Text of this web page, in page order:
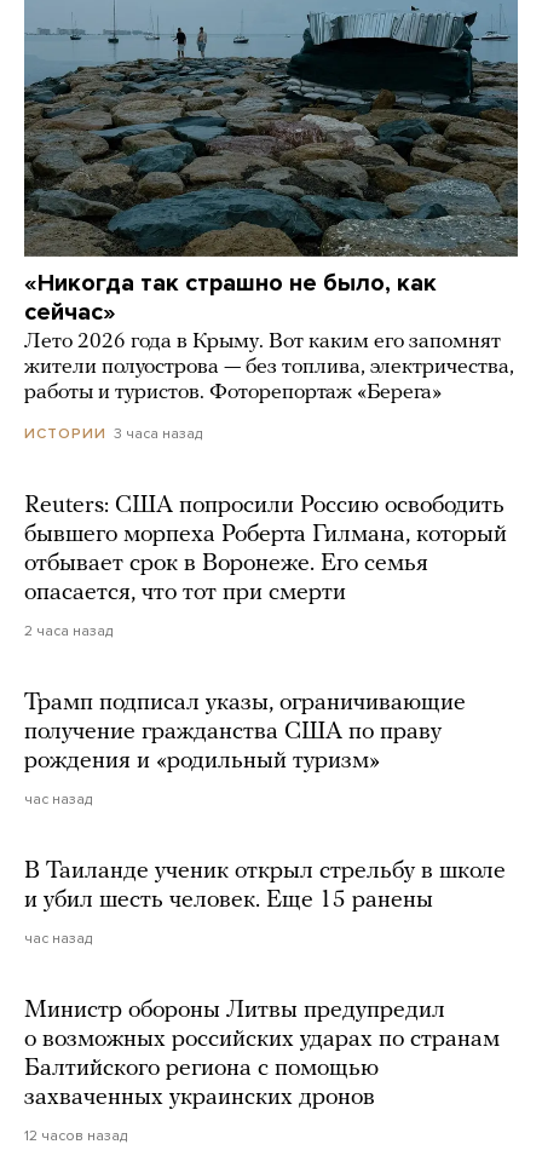
«Никогда так страшно не было, как
сейчас»
Лето 2026 года в Крыму. Вот каким его запомнят
жители полуострова — без топлива, электричества,
работы и туристов. Фоторепортаж «Берега»
ИСТОРИИ 3 часа назад
Reuters: США попросили Россию освободить
бывшего морпеха Роберта Гилмана, который
отбывает срок в Воронеже. Его семья
опасается, что тот при смерти
2 часа назад
Трамп подписал указы, ограничивающие
получение гражданства США по праву
рождения и «родильный туризм»
час назад
В Таиланде ученик открыл стрельбу в школе
и убил шесть человек. Еще 15 ранены
час назад
Министр обороны Литвы предупредил
о возможных российских ударах по странам
Балтийского региона с помощью
захваченных украинских дронов
12 часов назад